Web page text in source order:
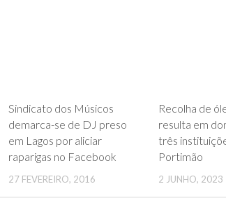
Sindicato dos Músicos
demarca-se de DJ preso
em Lagos por aliciar
raparigas no Facebook
27 FEVEREIRO, 2016
Recolha de
resulta em
três
Portimão
2 JUNHO, 2023